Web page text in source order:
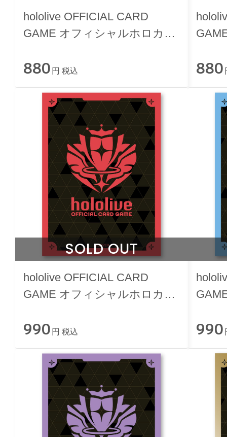
hololive OFFICIAL CARD
GAME オフィシャルホロカス
ロゴ（White）-
880 円 税込
ロゴ
880
SOLD OUT
hololive OFFICIAL CARD
GAME オフィシャルホロカス
（Red）』
990 円 税込
（
990